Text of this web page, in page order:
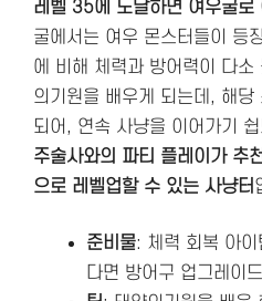
레벨 35에 도달하면 여우굴로
굴에서는 여우 몬스터들이 등
에 비해 체력과 방어력이 다
의기원을 배우게 되는데, 해당
되어, 연속 사냥을 이어가기
주술사와의 파티 플레이가 추
으로 레벨업할 수 있는 사냥터
준비물: 체력 회복 아
다면 방어구 업그레이